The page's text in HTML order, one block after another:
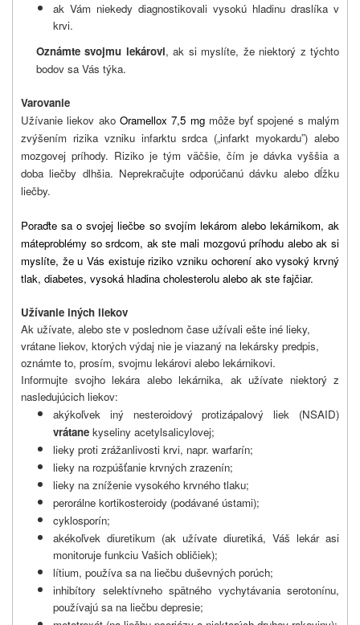
ak Vám niekedy diagnostikovali vysokú hladinu draslíka v
krvi.
Oznámte svojmu lekárovi, ak si myslíte, že niektorý z týchto
bodov sa Vás týka.
Varovanie
Užívanie liekov ako Oramellox 7,5 mg môže byť spojené s malým
zvýšením rizika vzniku infarktu srdca („infarkt myokardu”) alebo
mozgovej príhody. Riziko je tým väčšie, čím je dávka vyššia a
doba liečby dlhšia. Neprekračujte odporúčanú dávku alebo dĺžku
liečby.
Poraďte sa o svojej liečbe so svojím lekárom alebo lekárnikom, ak
máteproblémy so srdcom, ak ste mali mozgovú príhodu alebo ak si
myslíte, že u Vás existuje riziko vzniku ochorení ako vysoký krvný
tlak, diabetes, vysoká hladina cholesterolu alebo ak ste fajčiar.
Užívanie iných liekov
Ak užívate, alebo ste v poslednom čase užívali ešte iné lieky,
vrátane liekov, ktorých výdaj nie je viazaný na lekársky predpis,
oznámte to, prosím, svojmu lekárovi alebo lekárnikovi.
Informujte svojho lekára alebo lekárnika, ak užívate niektorý z
nasledujúcich liekov:
akýkoľvek iný nesteroidový protizápalový liek (NSAID)
vrátane kyseliny acetylsalicylovej;
lieky proti zrážanlivosti krvi, napr. warfarín;
lieky na rozpúšťanie krvných zrazenín;
lieky na zníženie vysokého krvného tlaku;
perorálne kortikosteroidy (podávané ústami);
cyklosporín;
akékoľvek diuretikum (ak užívate diuretiká, Váš lekár asi
monitoruje funkciu Vašich obličiek);
lítium, používa sa na liečbu duševných porúch;
inhibítory selektívneho spätného vychytávania serotonínu,
používajú sa na liečbu depresie;